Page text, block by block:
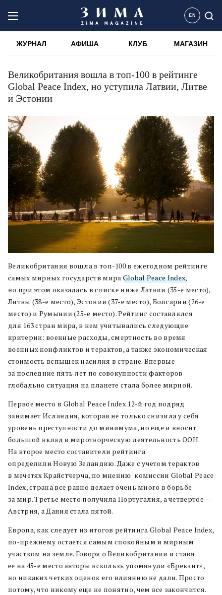
EN
ЖУРНАЛ АФИША КЛУБ МАГАЗИН
Великобритания вошла в топ-100 в рейтинге
Global Peace Index, но уступила Латвии, Литве
и Эстонии
Великобритания вошла в топ-100 в ежегодном рейтинге
самых мирных государств мира Global Peace Index,
но при этом оказалась в списке ниже Латвии (35-е место),
Литвы (38-е место), Эстонии (37-е место), Болгарии (26-е
место) и Румынии (25-е место). Рейтинг составлялся
для 163 стран мира, в нем учитывались следующие
критерии: военные расходы, смертность во время
военных конфликтов и терактов, а также экономическая
стоимость вспышек насилия в стране. Впервые
за последние пять лет по совокупности факторов
глобально ситуация на планете стала более мирной.
Первое место в Global Peace Index 12-й год подряд
занимает Исландия, которая не только снизила у себя
уровень преступности до минимума, но еще и вносит
большой вклад в миротворческую деятельность ООН.
На второе место составители рейтинга
определили Новую Зеландию. Даже с учетом терактов
в мечетях Крайстчерча, по мнению комиссии Global Peace
Index, страна все равно делает очень много в борьбе
за мир. Третье место получила Португалия, а четвертое —
Австрия, а Дания стала пятой.
Европа, как следует из итогов рейтинга Global Peace Index,
по-прежнему остается самым спокойным и мирным
участком на земле. Говоря о Великобритании и ставя
ее на 45-е место авторы вскользь упомянули «Брекзит»,
но никаких четких оценок его влиянию не дали. Просто
потому, что никому еще не понятно, чем все закончится.